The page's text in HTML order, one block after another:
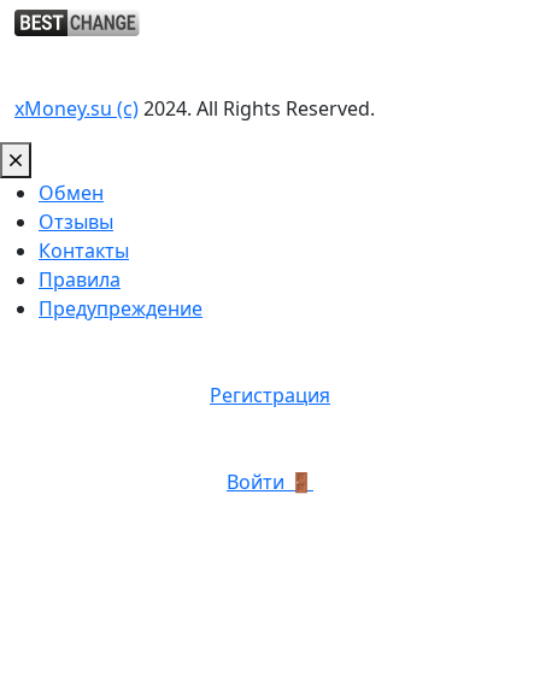
xMoney.su (c)2024. All Rights Reserved.
Обмен
Отзывы
Контакты
Правила
Предупреждение
Регистрация
Войти 🚪